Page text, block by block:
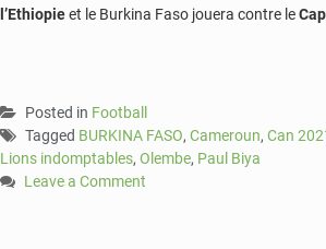
l’Ethiopieet le Burkina Faso jouera contre le
Posted in Football
Tagged BURKINA FASO, Cameroun, Can
Lions indomptables, Olembe, Paul Biya
Leave a Comment